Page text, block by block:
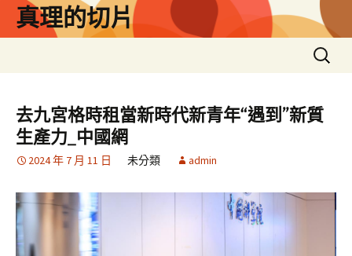
真理的切片
搜
尋
鍵
字:
去九宮格時租當新時代新青年“遇到”新質
生產力_中國網
2024 年 7 月 11 日 未分類 admin